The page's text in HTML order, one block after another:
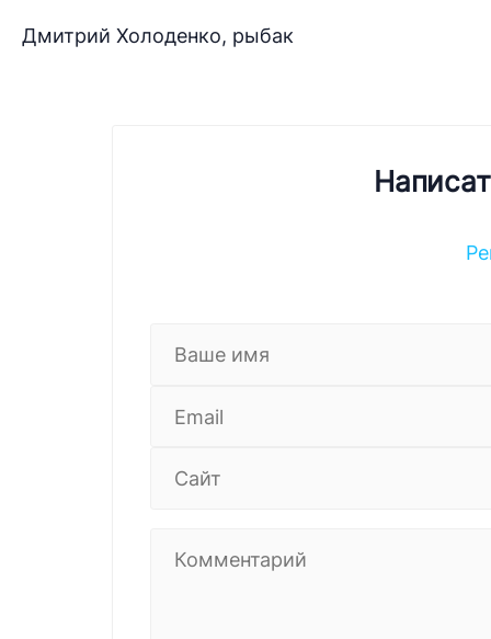
Дмитрий Холоденко, рыбак